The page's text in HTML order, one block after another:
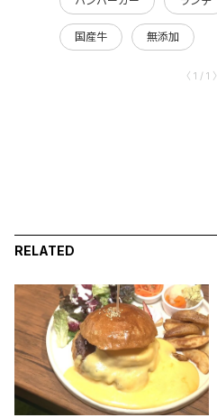
国産牛 無添加
〈 1 / 1 〉
RELATED